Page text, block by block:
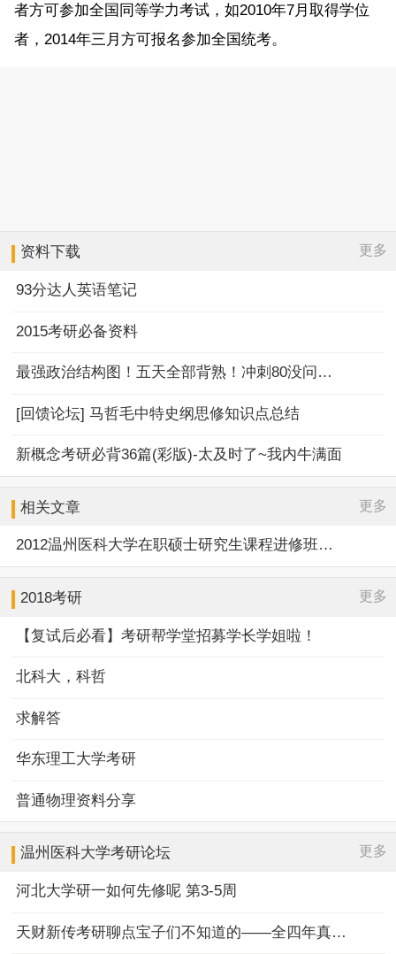
者方可参加全国同等学力考试，如2010年7月取得学位
者，2014年三月方可报名参加全国统考。
资料下载 更多
93分达人英语笔记
2015考研必备资料
最强政治结构图！五天全部背熟！冲刺80没问题！
[回馈论坛] 马哲毛中特史纲思修知识点总结
新概念考研必背36篇(彩版)-太及时了~我内牛满面
相关文章 更多
2012温州医科大学在职硕士研究生课程进修班招生简章
2018考研 更多
【复试后必看】考研帮学堂招募学长学姐啦！
北科大，科哲
求解答
华东理工大学考研
普通物理资料分享
温州医科大学考研论坛 更多
河北大学研一如何先修呢 第3-5周
天财新传考研聊点宝子们不知道的——全四年真题规律+择校优势